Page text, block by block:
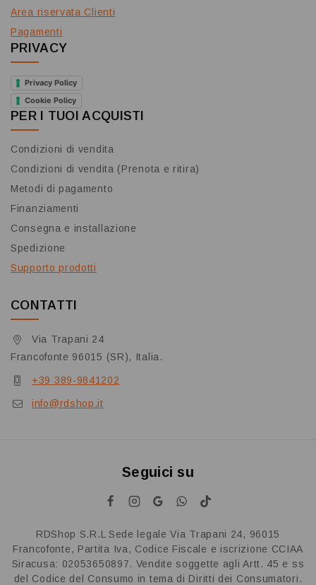
Area riservata Clienti
Pagamenti
PRIVACY
Privacy Policy
Cookie Policy
PER I TUOI ACQUISTI
Condizioni di vendita
Condizioni di vendita (Prenota e ritira)
Metodi di pagamento
Finanziamenti
Consegna e installazione
Spedizione
Supporto prodotti
CONTATTI
Via Trapani 24
Francofonte 96015 (SR), Italia.
+39 389-9841202
info@rdshop.it
Seguici su
RDShop S.R.L Sede legale Via Trapani 24, 96015
Francofonte, Partita Iva, Codice Fiscale e iscrizione CCIAA
Siracusa: 02053650897. Vendite soggette agli Artt. 45 e ss
del Codice del Consumo in tema di Diritti dei Consumatori.